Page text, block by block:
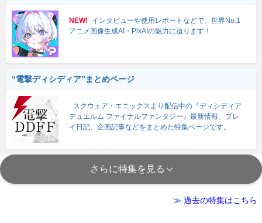
NEW!
インタビューや使用レポートなどで、世界No.1
アニメ画像生成AI・PixAIの魅力に迫ります！
“電撃ディシディア”まとめページ
スクウェア・エニックスより配信中の『ディシディア
デュエルム ファイナルファンタジー』最新情報、プレ
イ日記、企画記事などをまとめた特集ページです。
さらに特集を見る
≫ 過去の特集はこちら